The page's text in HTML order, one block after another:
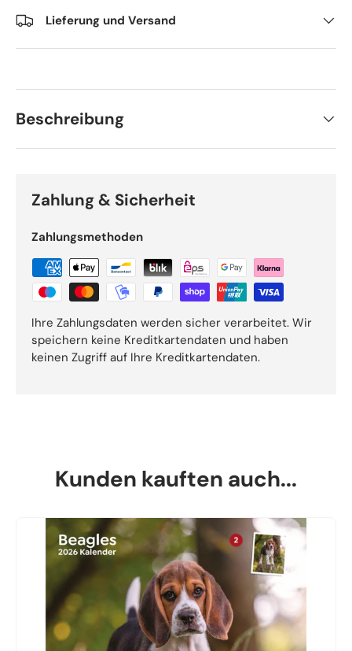
Lieferung und Versand
Beschreibung
Zahlung & Sicherheit
Zahlungsmethoden
Ihre Zahlungsdaten werden sicher verarbeitet. Wir
speichern keine Kreditkartendaten und haben
keinen Zugriff auf Ihre Kreditkartendaten.
Kunden kauften auch...